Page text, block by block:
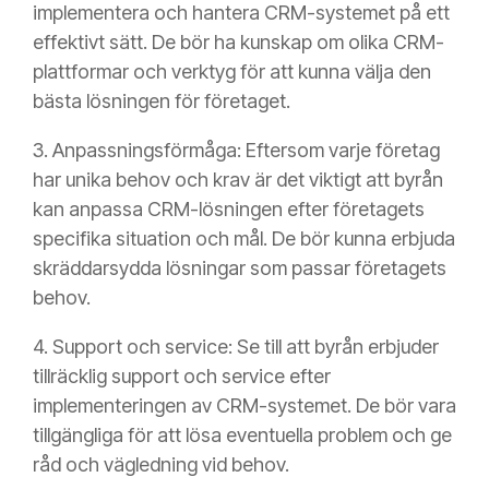
implementera och hantera CRM-systemet på ett
effektivt sätt. De bör ha kunskap om olika CRM-
plattformar och verktyg för att kunna välja den
bästa lösningen för företaget.
3. Anpassningsförmåga: Eftersom varje företag
har unika behov och krav är det viktigt att byrån
kan anpassa CRM-lösningen efter företagets
specifika situation och mål. De bör kunna erbjuda
skräddarsydda lösningar som passar företagets
behov.
4. Support och service: Se till att byrån erbjuder
tillräcklig support och service efter
implementeringen av CRM-systemet. De bör vara
tillgängliga för att lösa eventuella problem och ge
råd och vägledning vid behov.